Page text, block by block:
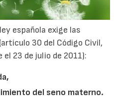
española exige las
30 del Código Civil,
23 de julio de 2011):
del seno materno.